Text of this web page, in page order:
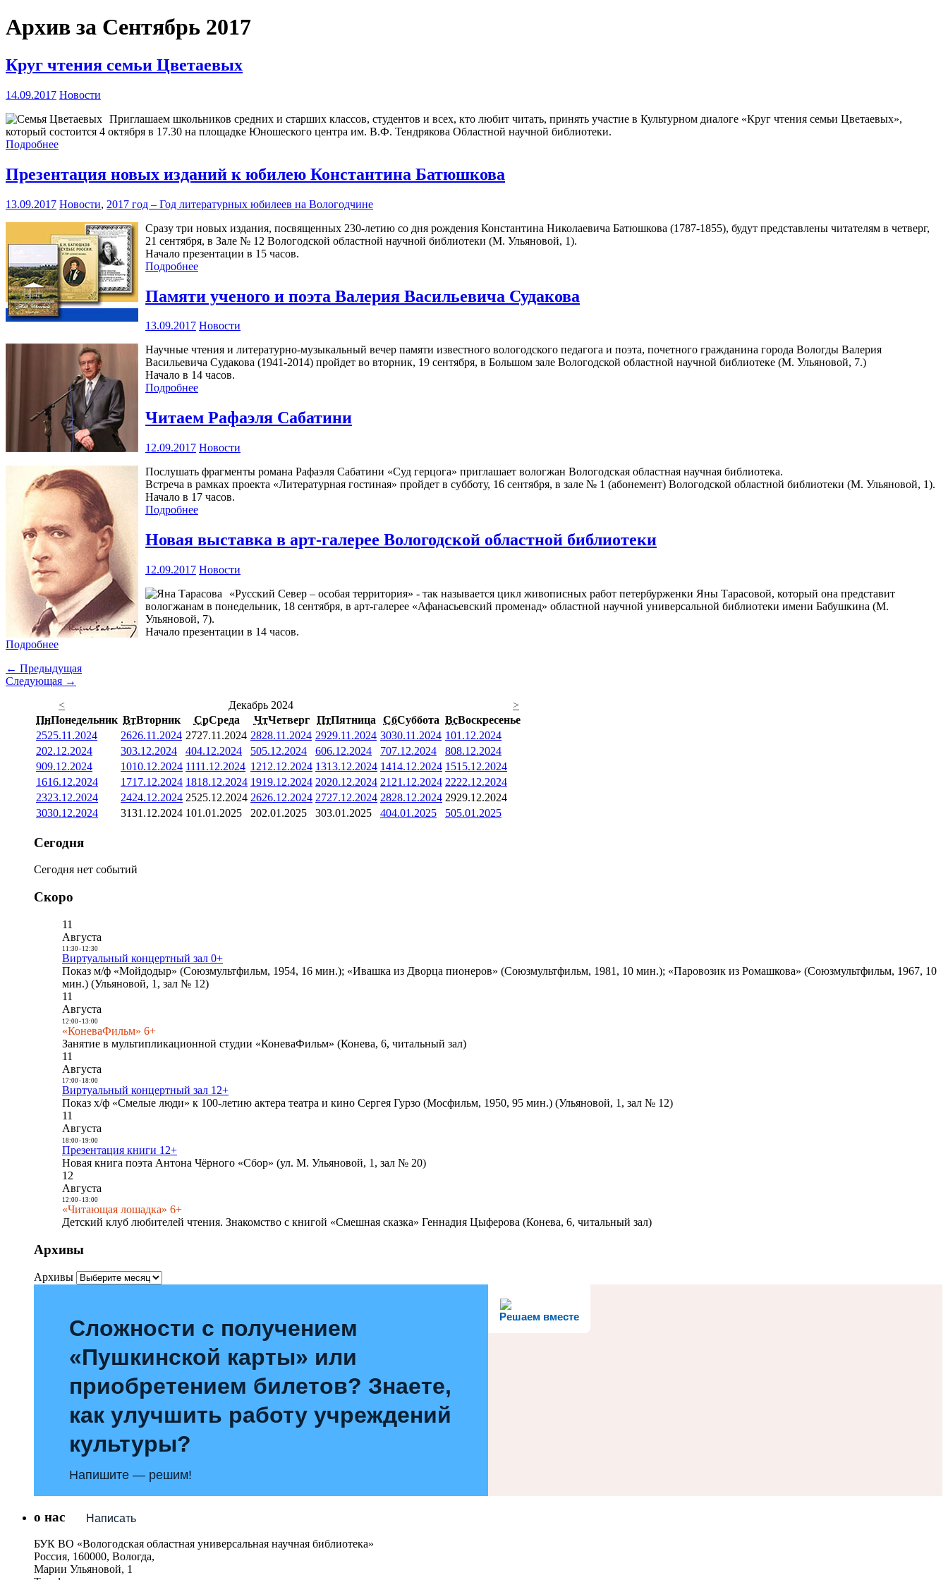
Архив за Сентябрь 2017
Круг чтения семьи Цветаевых
14.09.2017 Новости
Приглашаем школьников средних и старших классов, студентов и всех, кто любит читать, принять участие в Культурном диалоге «Круг чтения семьи Цветаевых»,
который состоится 4 октября в 17.30 на площадке Юношеского центра им. В.Ф. Тендрякова Областной научной библиотеки.
Подробнее
Презентация новых изданий к юбилею Константина Батюшкова
13.09.2017 Новости, 2017 год – Год литературных юбилеев на Вологодчине
Сразу три новых издания, посвященных 230-летию со дня рождения Константина Николаевича Батюшкова (1787-1855), будут представлены читателям в четверг,
21 сентября, в Зале № 12 Вологодской областной научной библиотеки (М. Ульяновой, 1).
Начало презентации в 15 часов.
Подробнее
Памяти ученого и поэта Валерия Васильевича Судакова
13.09.2017 Новости
Научные чтения и литературно-музыкальный вечер памяти известного вологодского педагога и поэта, почетного гражданина города Вологды Валерия
Васильевича Судакова (1941-2014) пройдет во вторник, 19 сентября, в Большом зале Вологодской областной научной библиотеке (М. Ульяновой, 7.)
Начало в 14 часов.
Подробнее
Читаем Рафаэля Сабатини
12.09.2017 Новости
Послушать фрагменты романа Рафаэля Сабатини «Суд герцога» приглашает вологжан Вологодская областная научная библиотека.
Встреча в рамках проекта «Литературная гостиная» пройдет в субботу, 16 сентября, в зале № 1 (абонемент) Вологодской областной библиотеки (М. Ульяновой, 1).
Начало в 17 часов.
Подробнее
Новая выставка в арт-галерее Вологодской областной библиотеки
12.09.2017 Новости
«Русский Север – особая территория» - так называется цикл живописных работ петербурженки Яны Тарасовой, который она представит
вологжанам в понедельник, 18 сентября, в арт-галерее «Афанасьевский променад» областной научной универсальной библиотеки имени Бабушкина (М.
Ульяновой, 7).
Начало презентации в 14 часов.
Подробнее
← Предыдущая
Следующая →
<
Декабрь 2024
>
ПнПонедельник ВтВторник СрСреда ЧтЧетверг ПтПятница СбСуббота ВсВоскресенье
2525.11.2024 2626.11.2024 2727.11.2024 2828.11.2024 2929.11.2024 3030.11.2024 101.12.2024
202.12.2024 303.12.2024 404.12.2024 505.12.2024 606.12.2024 707.12.2024 808.12.2024
909.12.2024 1010.12.2024 1111.12.2024 1212.12.2024 1313.12.2024 1414.12.2024 1515.12.2024
1616.12.2024 1717.12.2024 1818.12.2024 1919.12.2024 2020.12.2024 21 21.12.2024 2222.12.2024
2323.12.2024 2424.12.2024 2525.12.2024 2626.12.2024 2727.12.2024 2828.12.2024 2929.12.2024
3030.12.2024 3131.12.2024 101.01.2025 202.01.2025 303.01.2025 404.01.2025 505.01.2025
Сегодня
Сегодня нет событий
Скоро
11
Августа
11:30- 12:30
Виртуальный концертный зал 0+
Показ м/ф «Мойдодыр» (Союзмультфильм, 1954, 16 мин.); «Ивашка из Дворца пионеров» (Союзмультфильм, 1981, 10 мин.); «Паровозик из Ромашкова» (Союзмультфильм, 1967, 10
мин.) (Ульяновой, 1, зал № 12)
11
Августа
12:00- 13:00
«КоневаФильм» 6+
Занятие в мультипликационной студии «КоневаФильм» (Конева, 6, читальный зал)
11
Августа
17:00- 18:00
Виртуальный концертный зал 12+
Показ х/ф «Смелые люди» к 100-летию актера театра и кино Сергея Гурзо (Мосфильм, 1950, 95 мин.) (Ульяновой, 1, зал № 12)
11
Августа
18:00- 19:00
Презентация книги 12+
Новая книга поэта Антона Чёрного «Сбор» (ул. М. Ульяновой, 1, зал № 20)
12
Августа
12:00- 13:00
«Читающая лошадка» 6+
Детский клуб любителей чтения. Знакомство с книгой «Смешная сказка» Геннадия Цыферова (Конева, 6, читальный зал)
Архивы
Архивы
Решаем вместе
Сложности с получением
«Пушкинской карты» или
приобретением билетов? Знаете,
как улучшить работу учреждений
культуры?
Напишите — решим!
Написать
о нас
БУК ВО «Вологодская областная универсальная научная библиотека»
Россия, 160000, Вологда,
Марии Ульяновой, 1